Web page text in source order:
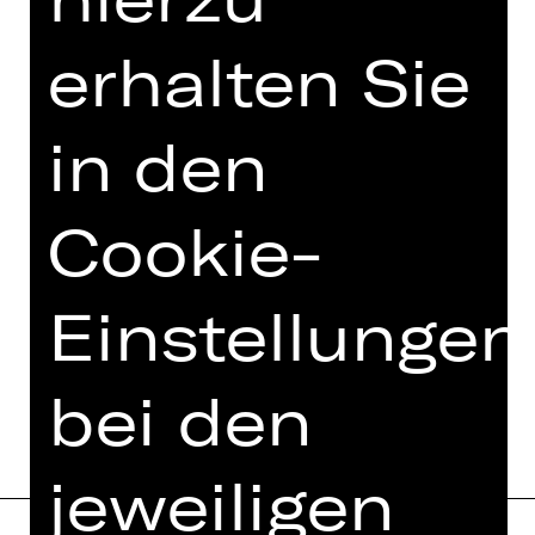
TERMINE UND BESETZUNG
VIDEO/AUDIO
FOTOS
PRESSESTIMMEN
MEHR DAZU IM DIGITALEN
FUNDUS
PROGRAMMHEFT
erhalten Sie
in den
Cookie-
Einstellungen
bei den
jeweiligen